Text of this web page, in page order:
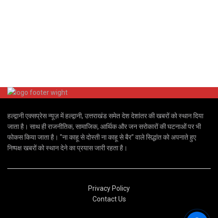
हल्द्वानी एक्सप्रेस न्यूज़ में हल्द्वानी, उत्तराखंड समेत देश देशांतर की खबरों को स्थान दिया
जाता है। साथ ही राजनीतिक, सामाजिक, आर्थिक और जन सरोकारों की घटनाओं पर भी
फोकस किया जाता है। "ना काहू से दोस्ती ना काहू से बैर" वाले सिद्धांत को अपनाते हुए
निष्पक्ष खबरों को स्थान देने का प्रयास जारी रहता है।
Privacy Policy
Contact Us